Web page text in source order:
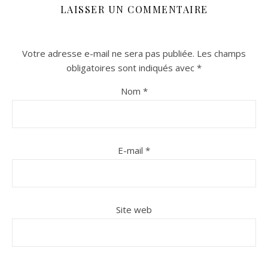
LAISSER UN COMMENTAIRE
Votre adresse e-mail ne sera pas publiée. Les champs
obligatoires sont indiqués avec *
Nom *
E-mail *
Site web